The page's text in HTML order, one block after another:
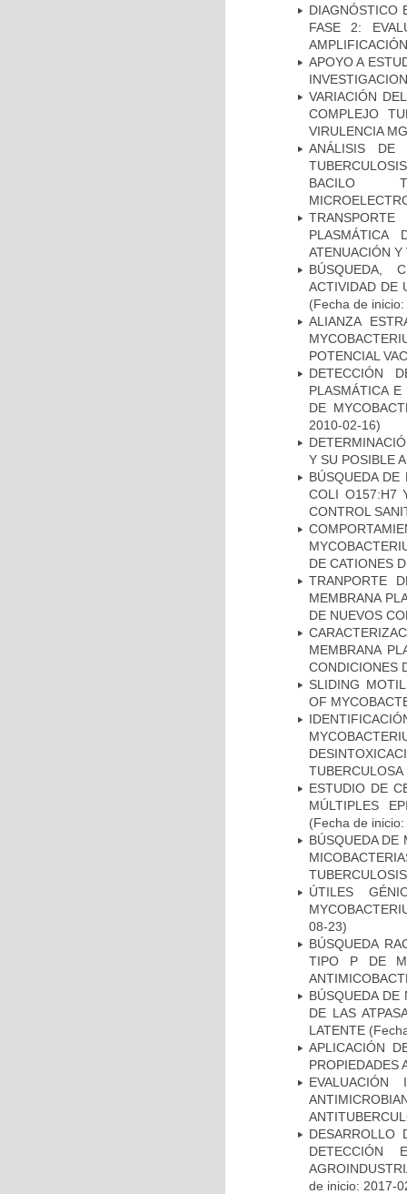
DIAGNÓSTICO
FASE 2:
APOYO A
VARIACIÓN
COMPLEJO
VIRULENCIA
ANÁLISIS DE
BACILO
PLASMÁTICA
ATENUACIÓN Y
BÚSQUEDA,
ACTIVIDAD DE
(Fecha de
ALIANZA
POTENCIAL
DETECCIÓN
PLASMÁTICA
DE
2010-02-16)
Y SU POSIBLE
BÚSQUEDA DE
COLI O157:H7
CONTROL
DE CATIONES
TRANPORTE
MEMBRANA
DE NUEVOS
MEMBRANA
CONDICIONES
SLIDING
OF
TUBERCULOSA
ESTUDIO DE
MÚLTIPLES
(Fecha de
BÚSQUEDA DE
ÚTILES
08-23)
BÚSQUEDA
TIPO P DE
BÚSQUEDA DE
DE LAS
LATENTE
APLICACIÓN
PROPIEDADES
DESARROLLO
DETECCIÓN
de inicio: 2017-